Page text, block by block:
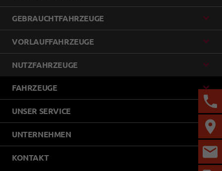
GEBRAUCHTFAHRZEUGE
VORLAUFFAHRZEUGE
NUTZFAHRZEUGE
FAHRZEUGE
UNSER SERVICE
UNTERNEHMEN
KONTAKT